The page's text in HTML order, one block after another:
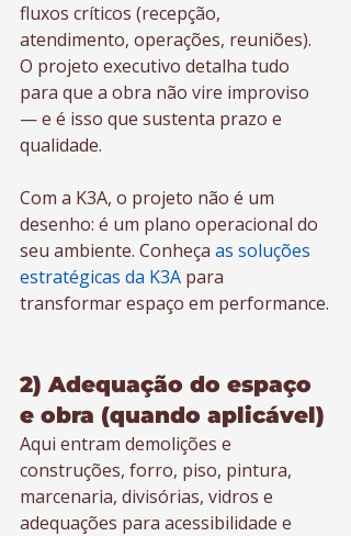
fluxos críticos (recepção,
atendimento, operações, reuniões).
O projeto executivo detalha tudo
para que a obra não vire improviso
— e é isso que sustenta prazo e
qualidade.
Com a K3A, o projeto não é um
desenho: é um plano operacional do
seu ambiente. Conheça as soluções
estratégicas da K3A para
transformar espaço em performance.
2) Adequação do espaço
e obra (quando aplicável)
Aqui entram demolições e
construções, forro, piso, pintura,
marcenaria, divisórias, vidros e
adequações para acessibilidade e